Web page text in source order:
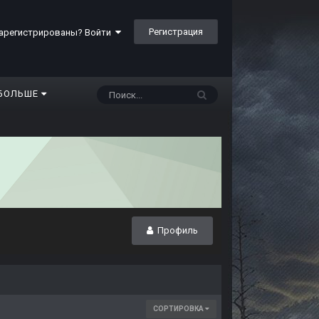
Войти Регистрация
Профиль
СОРТИРОВКА